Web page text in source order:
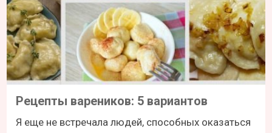
Рецепты вареников: 5 вариантов
Я еще не встречала людей, способных оказаться